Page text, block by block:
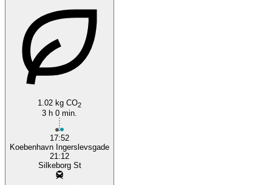
1.02 kg CO2
3 h 0 min.
17:52
Koebenhavn Ingerslevsgade
21:12
Silkeborg St